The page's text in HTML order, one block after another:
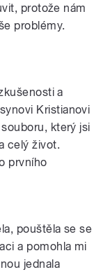
protože nám
problémy.
a
Kristianovi
který jsi
celý život.
prvního
pouštěla se se
a pomohla mi
jednala